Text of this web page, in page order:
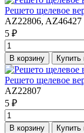
Решето щелевое
AZ22806, AZ46427
5 ₽
В корзину Купить
Решето щелевое
AZ22807
5 ₽
В корзину Купить